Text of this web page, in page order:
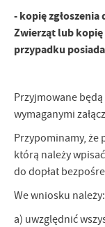
- kopię
Zwierząt lub
przypadku
Przyjmowane
wymaganymi
Przypominamy,
którą należy
do dopłat
We wniosku należy:
a) uwzględnić